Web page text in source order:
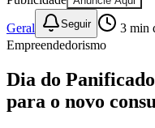
Geral Seguir 3 min
Empreendedorismo
Dia do
para o novo